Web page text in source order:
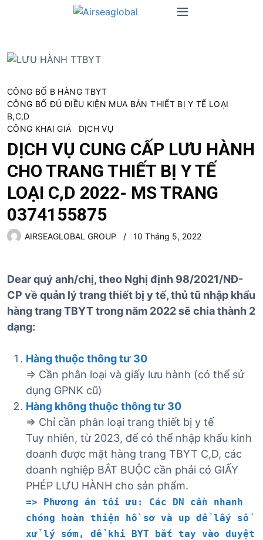
M
CÔNG BỐ B HÀNG TBYT
CÔNG BỐ ĐỦ ĐIỀU KIỆN MUA BÁN THIẾT BỊ Y TẾ LOẠI
B,C,D
CÔNG KHAI GIÁ
DỊCH VỤ
DỊCH VỤ CUNG CẤP LƯU HÀNH
CHO TRANG THIẾT BỊ Y TẾ
LOẠI C,D 2022- MS TRANG
0374155875
AIRSEAGLOBAL GROUP 10 Tháng 5, 2022
Dear quý anh/chị, theo Nghị định 98/2021/NĐ-
CP về quản lý trang thiết bị y tế, thủ tũ nhập khẩu
hàng trang TBYT trong năm 2022 sẽ chia thành 2
dạng:
Hàng thuộc thông tư 30
=> Cần phân loại và giấy lưu hành (có thể sử
dụng GPNK cũ)
Hàng không thuộc thông tư 30
=> Chỉ cần phân loại trang thiết bị y tế
Tuy nhiên, từ 2023, để có thể nhập khẩu kinh
doanh được mặt hàng trang TBYT C,D, các
doanh nghiệp BẮT BUỘC cần phải có GIẤY
PHÉP LƯU HÀNH cho sản phẩm.
=> Phương án tối ưu: Các DN cần nhanh
chóng hoàn thiện hồ sơ và up để lấy số
xử lý sớm, để khi BYT bắt tay vào duyệt